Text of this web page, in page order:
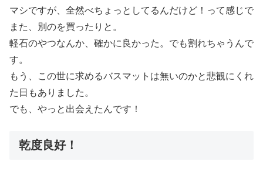
マシですが、全然べちょっとしてるんだけど！って感じで
また、別のを買ったりと。
軽石のやつなんか、確かに良かった。でも割れちゃうんで
す。
もう、この世に求めるバスマットは無いのかと悲観にくれ
た日もありました。
でも、やっと出会えたんです！
乾度良好！